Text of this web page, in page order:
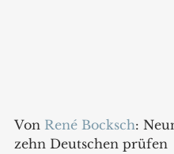
Von René Bocksch:
zehn Deutschen prüfen